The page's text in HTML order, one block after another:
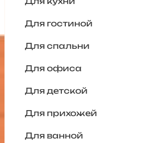
Для гостиной
Для спальни
Для офиса
Для детской
Для прихожей
Для ванной